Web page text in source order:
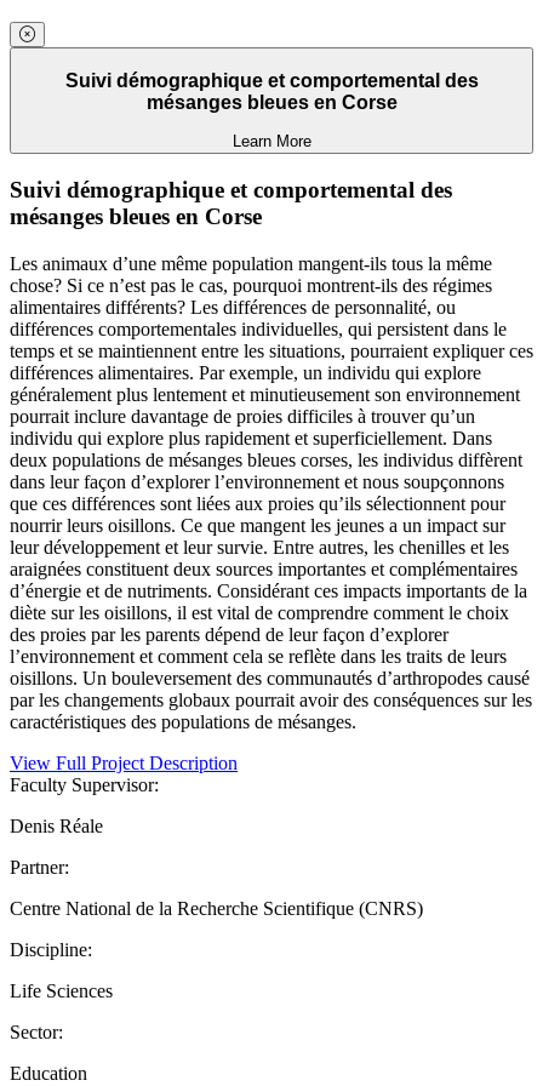
Suivi démographique et comportemental des
mésanges bleues en Corse
Learn More
Suivi démographique et comportemental des
mésanges bleues en Corse
Les animaux d’une même population mangent-ils tous la même
chose? Si ce n’est pas le cas, pourquoi montrent-ils des régimes
alimentaires différents? Les différences de personnalité, ou
différences comportementales individuelles, qui persistent dans le
temps et se maintiennent entre les situations, pourraient expliquer ces
différences alimentaires. Par exemple, un individu qui explore
généralement plus lentement et minutieusement son environnement
pourrait inclure davantage de proies difficiles à trouver qu’un
individu qui explore plus rapidement et superficiellement. Dans
deux populations de mésanges bleues corses, les individus diffèrent
dans leur façon d’explorer l’environnement et nous soupçonnons
que ces différences sont liées aux proies qu’ils sélectionnent pour
nourrir leurs oisillons. Ce que mangent les jeunes a un impact sur
leur développement et leur survie. Entre autres, les chenilles et les
araignées constituent deux sources importantes et complémentaires
d’énergie et de nutriments. Considérant ces impacts importants de la
diète sur les oisillons, il est vital de comprendre comment le choix
des proies par les parents dépend de leur façon d’explorer
l’environnement et comment cela se reflète dans les traits de leurs
oisillons. Un bouleversement des communautés d’arthropodes causé
par les changements globaux pourrait avoir des conséquences sur les
caractéristiques des populations de mésanges.
View Full Project Description
Faculty Supervisor:
Denis Réale
Partner:
Centre National de la Recherche Scientifique (CNRS)
Discipline:
Life Sciences
Sector:
Education